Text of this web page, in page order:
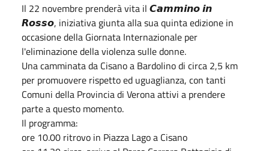
Il 22 novembre prenderà vita il 𝘾𝙖𝙢𝙢𝙞𝙣𝙤 𝙞𝙣
𝙍𝙤𝙨𝙨𝙤, iniziativa giunta alla sua quinta edizione in
occasione della Giornata Internazionale per
l'eliminazione della violenza sulle donne.
Una camminata da Cisano a Bardolino di circa 2,5 km
per promuovere rispetto ed uguaglianza, con tanti
Comuni della Provincia di Verona attivi a prendere
parte a questo momento.
Il programma:
ore 10.00 ritrovo in Piazza Lago a Cisano